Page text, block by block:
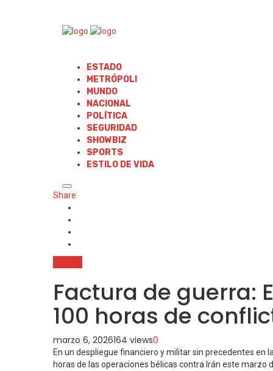
ESTADO
METRÓPOLI
MUNDO
NACIONAL
POLÍTICA
SEGURIDAD
SHOWBIZ
SPORTS
ESTILO DE VIDA
Share
Factura de guerra:
100 horas de
marzo 6, 2026164 views0
En un despliegue financiero y militar sin precedentes
horas de las operaciones bélicas contra Irán este